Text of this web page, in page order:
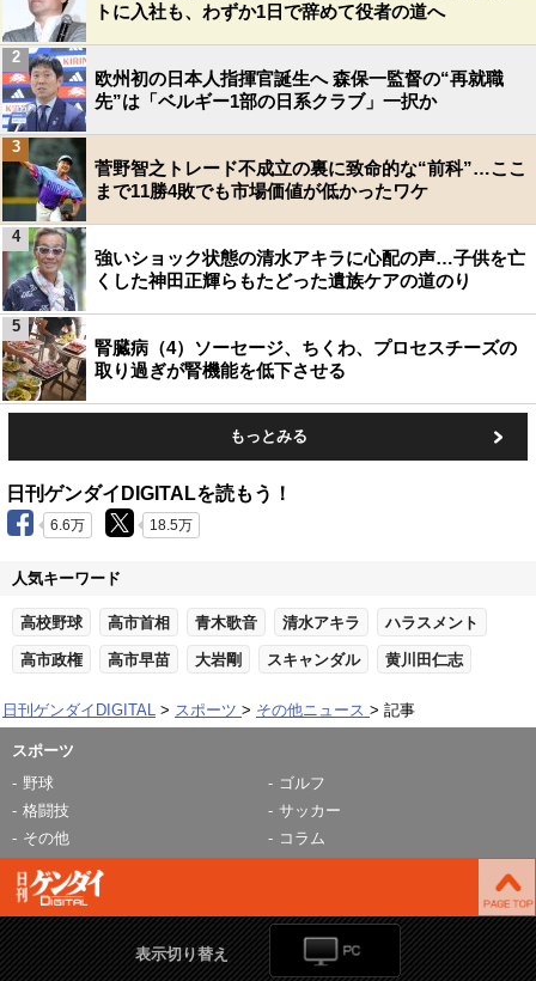
トに入社も、わずか1日で辞めて役者の道へ
欧州初の日本人指揮官誕生へ 森保一監督の“再就職
先”は「ベルギー1部の日系クラブ」一択か
2
菅野智之トレード不成立の裏に致命的な“前科”…ここ
まで11勝4敗でも市場価値が低かったワケ
3
強いショック状態の清水アキラに心配の声…子供を亡
くした神田正輝らもたどった遺族ケアの道のり
4
腎臓病（4）ソーセージ、ちくわ、プロセスチーズの
取り過ぎが腎機能を低下させる
5
もっとみる
日刊ゲンダイDIGITALを読もう！
6.6万 18.5万
人気キーワード
高校野球 高市首相 青木歌音 清水アキラ ハラスメント
高市政権 高市早苗 大岩剛 スキャンダル 黄川田仁志
日刊ゲンダイDIGITAL スポーツ その他ニュース 記事
スポーツ
野球
ゴルフ
格闘技
サッカー
その他
コラム
表示切り替え